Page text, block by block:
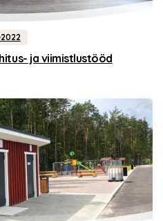
ja viimistlustööd